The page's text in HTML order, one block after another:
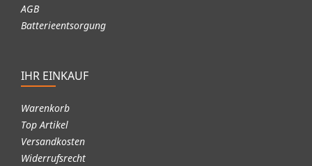
AGB
Batterieentsorgung
IHR EINKAUF
Warenkorb
Top Artikel
Versandkosten
Widerrufsrecht